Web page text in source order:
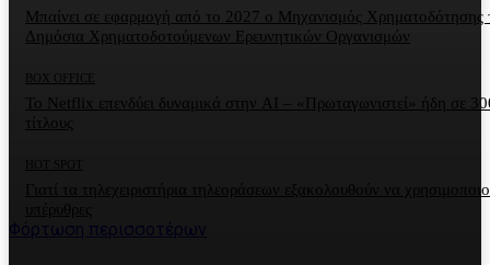
Μπαίνει σε εφαρμογή από το 2027 ο Μηχανισμός Χρηματοδότησης
Δημόσια Χρηματοδοτούμενων Ερευνητικών Οργανισμών
BOX OFFICE
Το Netflix επενδύει δυναμικά στην AI – «Πρωταγωνιστεί» ήδη σε
τίτλους
HOT SPOT
Γιατί τα τηλεχειριστήρια τηλεοράσεων εξακολουθούν να